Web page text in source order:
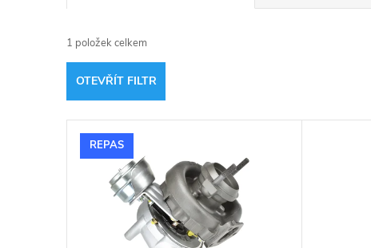
a
z
e
n
1 položek celkem
OTEVŘÍT FILTR
VREPAS